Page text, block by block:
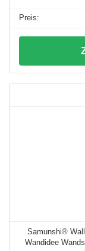
Samunshi®
Wandidee